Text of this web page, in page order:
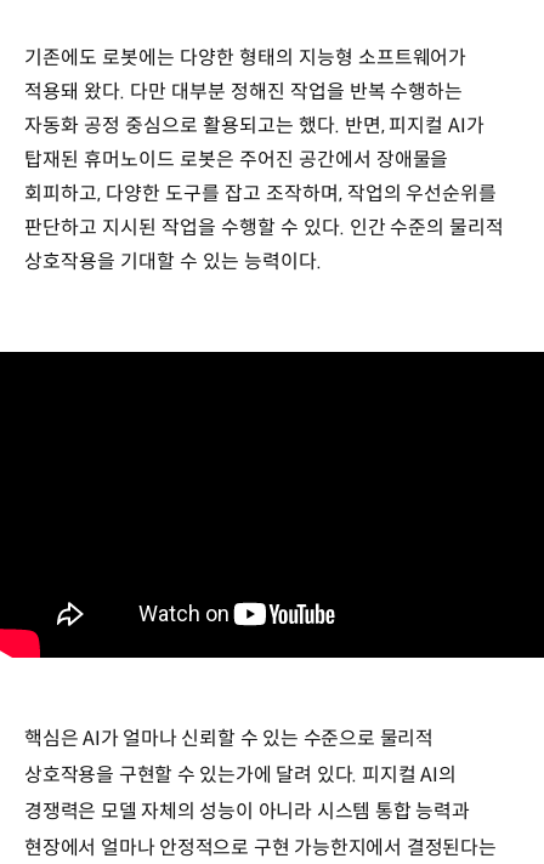
기존에도 로봇에는 다양한 형태의 지능형 소프트웨어가
적용돼 왔다. 다만 대부분 정해진 작업을 반복 수행하는
자동화 공정 중심으로 활용되고는 했다. 반면, 피지컬 AI가
탑재된 휴머노이드 로봇은 주어진 공간에서 장애물을
회피하고, 다양한 도구를 잡고 조작하며, 작업의 우선순위를
판단하고 지시된 작업을 수행할 수 있다. 인간 수준의 물리적
상호작용을 기대할 수 있는 능력이다.
핵심은 AI가 얼마나 신뢰할 수 있는 수준으로 물리적
상호작용을 구현할 수 있는가에 달려 있다. 피지컬 AI의
경쟁력은 모델 자체의 성능이 아니라 시스템 통합 능력과
현장에서 얼마나 안정적으로 구현 가능한지에서 결정된다는